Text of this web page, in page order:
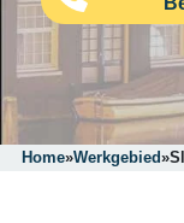
Home»Werkgebied»